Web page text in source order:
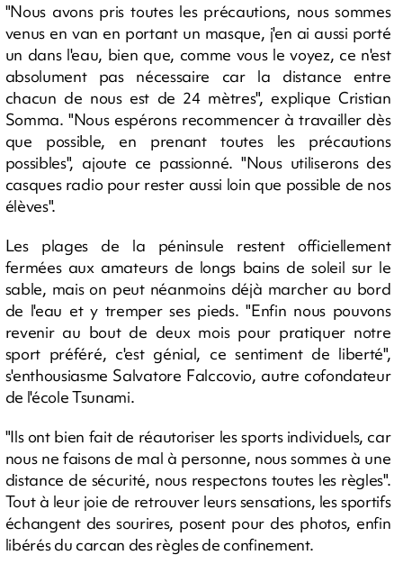
"Nous avons pris toutes les précautions, nous sommes
venus en van en portant un masque, j'en ai aussi porté
un dans l'eau, bien que, comme vous le voyez, ce n'est
absolument pas nécessaire car la distance entre
chacun de nous est de 24 mètres", explique Cristian
Somma. "Nous espérons recommencer à travailler dès
que possible, en prenant toutes les précautions
possibles", ajoute ce passionné. "Nous utiliserons des
casques radio pour rester aussi loin que possible de nos
élèves".
Les plages de la péninsule restent officiellement
fermées aux amateurs de longs bains de soleil sur le
sable, mais on peut néanmoins déjà marcher au bord
de l'eau et y tremper ses pieds. "Enfin nous pouvons
revenir au bout de deux mois pour pratiquer notre
sport préféré, c'est génial, ce sentiment de liberté",
s'enthousiasme Salvatore Falccovio, autre cofondateur
de l'école Tsunami.
"Ils ont bien fait de réautoriser les sports individuels, car
nous ne faisons de mal à personne, nous sommes à une
distance de sécurité, nous respectons toutes les règles".
Tout à leur joie de retrouver leurs sensations, les sportifs
échangent des sourires, posent pour des photos, enfin
libérés du carcan des règles de confinement.